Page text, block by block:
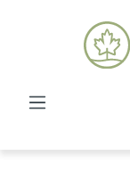
Zum Hauptinhalt